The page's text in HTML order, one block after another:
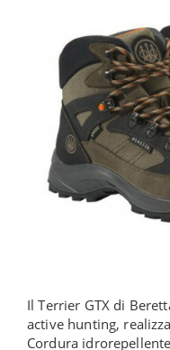
Il Terrier GTX di
active hunting,
Cordura